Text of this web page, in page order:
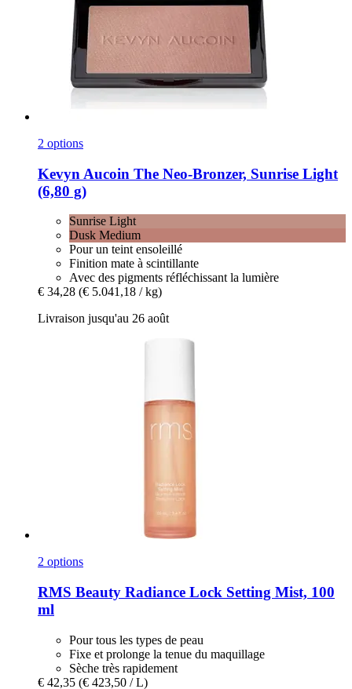
2 options
Kevyn Aucoin The Neo-​Bronzer, Sunrise Light
(6,80 g)
Sunrise Light
Dusk Medium
Pour un teint ensoleillé
Finition mate à scintillante
Avec des pigments réfléchissant la lumière
€ 34,28 (€ 5.041,18 / kg)
Livraison jusqu'au 26 août
2 options
RMS Beauty Radiance Lock Setting Mist, 100
ml
Pour tous les types de peau
Fixe et prolonge la tenue du maquillage
Sèche très rapidement
€ 42,35 (€ 423,50 / L)